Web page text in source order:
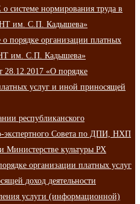
нормирования труда в
им. С.П. Кадышева»
порядке организации платных
им. С.П. Кадышева»
28.12.2017 «О порядке
услуг и иной приносящей
республиканского
экспертного Совета по ДПИ, НХП
Министерстве культуры РХ
организации платных услуг
доход деятельности
услуги (информационной)